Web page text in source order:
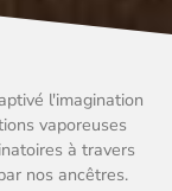
l'imagination
vaporeuses
à travers
nos ancêtres.